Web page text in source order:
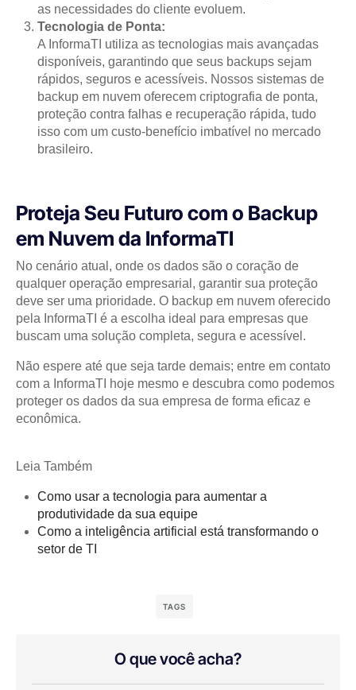
as necessidades do cliente evoluem.
Tecnologia de Ponta:
A InformaTI utiliza as tecnologias mais avançadas
disponíveis, garantindo que seus backups sejam
rápidos, seguros e acessíveis. Nossos sistemas de
backup em nuvem oferecem criptografia de ponta,
proteção contra falhas e recuperação rápida, tudo
isso com um custo-benefício imbatível no mercado
brasileiro.
Proteja Seu Futuro com o Backup
em Nuvem da InformaTI
No cenário atual, onde os dados são o coração de
qualquer operação empresarial, garantir sua proteção
deve ser uma prioridade. O backup em nuvem oferecido
pela InformaTI é a escolha ideal para empresas que
buscam uma solução completa, segura e acessível.
Não espere até que seja tarde demais; entre em contato
com a InformaTI hoje mesmo e descubra como podemos
proteger os dados da sua empresa de forma eficaz e
econômica.
Leia Também
Como usar a tecnologia para aumentar a
produtividade da sua equipe
Como a inteligência artificial está transformando o
setor de TI
TAGS
O que você acha?